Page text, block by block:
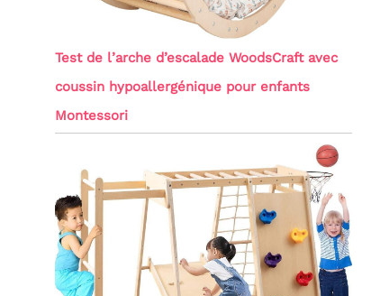
Test de l’arche d’escalade WoodsCraft avec
coussin hypoallergénique pour enfants
Montessori